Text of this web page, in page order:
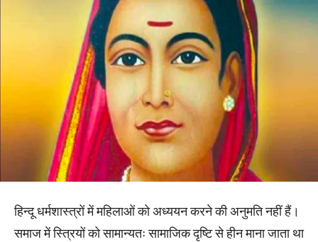
हिन्दू धर्मशास्त्रों में महिलाओं को अध्ययन करने की अनुमति नहीं हैं।
समाज में स्त्रियों को सामान्यतः सामाजिक दृष्टि से हीन माना जाता था